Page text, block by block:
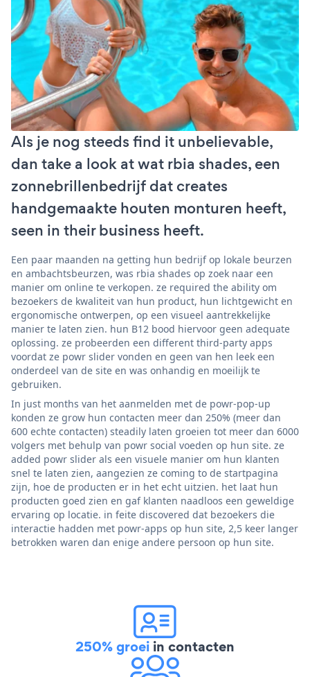
Als je nog steeds find it unbelievable,
dan take a look at wat rbia shades, een
zonnebrillenbedrijf dat creates
handgemaakte houten monturen heeft,
seen in their business heeft.
Een paar maanden na getting hun bedrijf op lokale beurzen
en ambachtsbeurzen, was rbia shades op zoek naar een
manier om online te verkopen. ze required the ability om
bezoekers de kwaliteit van hun product, hun lichtgewicht en
ergonomische ontwerpen, op een visueel aantrekkelijke
manier te laten zien. hun B12 bood hiervoor geen adequate
oplossing. ze probeerden een different third-party apps
voordat ze powr slider vonden en geen van hen leek een
onderdeel van de site en was onhandig en moeilijk te
gebruiken.
In just months van het aanmelden met de powr-pop-up
konden ze grow hun contacten meer dan 250% (meer dan
600 echte contacten) steadily laten groeien tot meer dan 6000
volgers met behulp van powr social voeden op hun site. ze
added powr slider als een visuele manier om hun klanten
snel te laten zien, aangezien ze coming to de startpagina
zijn, hoe de producten er in het echt uitzien. het laat hun
producten goed zien en gaf klanten naadloos een geweldige
ervaring op locatie. in feite discovered dat bezoekers die
interactie hadden met powr-apps op hun site, 2,5 keer langer
betrokken waren dan enige andere persoon op hun site.
250% groei in contacten